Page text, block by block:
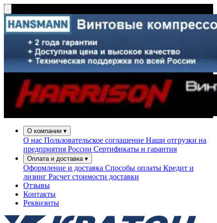
О компании ▾
О нас Пользовательское соглашение Наши отгрузки на
предприятия России Сертификаты и гарантия
Оплата и доставка ▾
Оформление и доставка Способы оплаты Кредит и
лизинг Расчет стоимости доставки
Отзывы
Контакты
Реквизиты